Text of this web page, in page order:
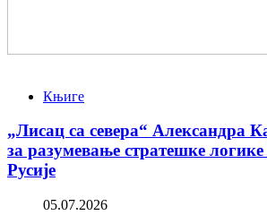
Књиге
„Лисац са севера“ Александра
за разумевање стратешке
Русије
05.07.2026